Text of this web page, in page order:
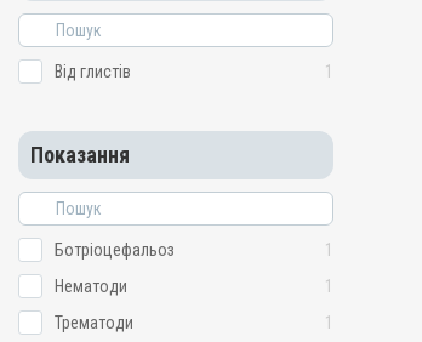
Від глистів 1
Показання
Ботріоцефальоз
1
Нематоди
1
Трематоди
1